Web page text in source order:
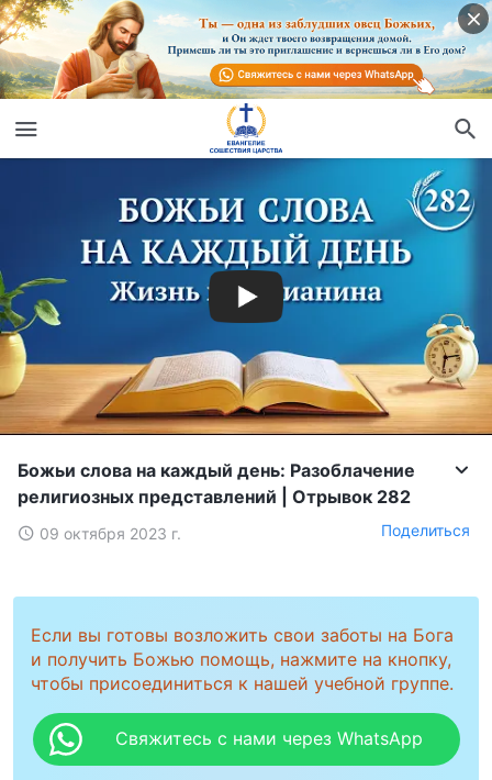
Божьи слова на каждый день: Разоблачение
религиозных представлений | Отрывок 282
09 октября 2023 г. Поделиться
Если вы готовы возложить свои заботы на Бога
и получить Божью помощь, нажмите на кнопку,
чтобы присоединиться к нашей учебной группе.
Свяжитесь с нами через WhatsApp